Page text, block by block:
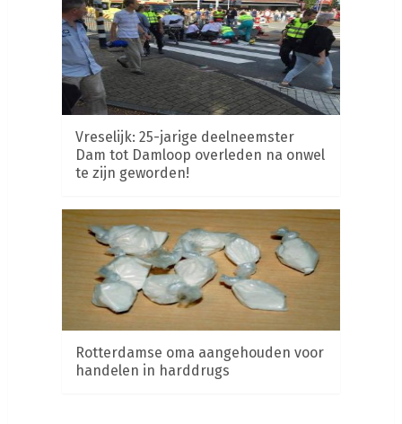
Vreselijk: 25-jarige deelneemster
Dam tot Damloop overleden na onwel
te zijn geworden!
Rotterdamse oma aangehouden voor
handelen in harddrugs